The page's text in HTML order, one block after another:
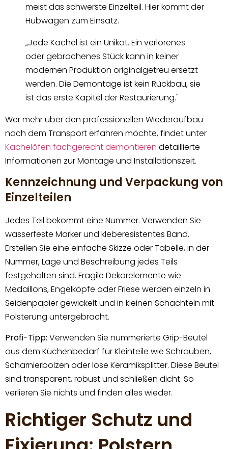
meist das schwerste Einzelteil. Hier kommt der
Hubwagen zum Einsatz.
„Jede Kachel ist ein Unikat. Ein verlorenes
oder gebrochenes Stück kann in keiner
modernen Produktion originalgetreu ersetzt
werden. Die Demontage ist kein Rückbau, sie
ist das erste Kapitel der Restaurierung."
Wer mehr über den professionellen Wiederaufbau
nach dem Transport erfahren möchte, findet unter
Kachelöfen fachgerecht demontieren detaillierte
Informationen zur Montage und Installationszeit.
Kennzeichnung und Verpackung von
Einzelteilen
Jedes Teil bekommt eine Nummer. Verwenden Sie
wasserfeste Marker und kleberesistentes Band.
Erstellen Sie eine einfache Skizze oder Tabelle, in der
Nummer, Lage und Beschreibung jedes Teils
festgehalten sind. Fragile Dekorelemente wie
Medaillons, Engelköpfe oder Friese werden einzeln in
Seidenpapier gewickelt und in kleinen Schachteln mit
Polsterung untergebracht.
Profi-Tipp: Verwenden Sie nummerierte Grip-Beutel
aus dem Küchenbedarf für Kleinteile wie Schrauben,
Scharnierbolzen oder lose Keramiksplitter. Diese Beutel
sind transparent, robust und schließen dicht. So
verlieren Sie nichts und finden alles wieder.
Richtiger Schutz und